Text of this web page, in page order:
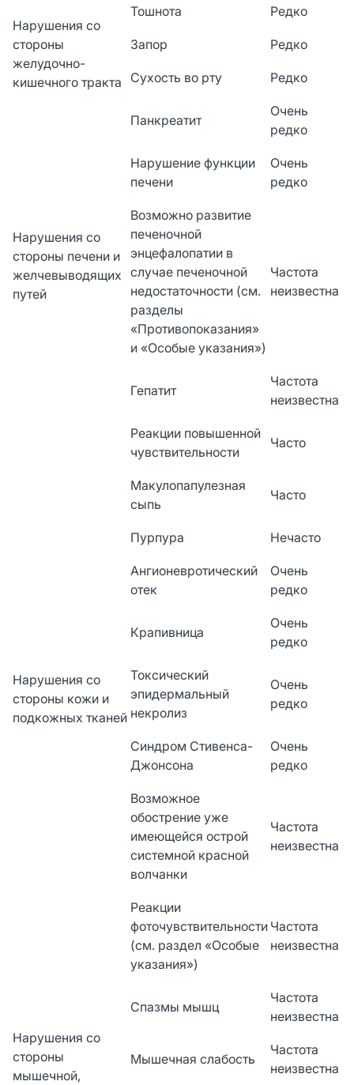
Нарушения со
стороны
желудочно-
кишечного тракта
Тошнота Редко
Запор Редко
Сухость во рту Редко
Панкреатит
Очень
редко
Нарушения со
стороны печени и
желчевыводящих
путей
Нарушение функции
печени
Очень
редко
Возможно развитие
печеночной
энцефалопатии в
случае печеночной
недостаточности (см.
разделы
«Противопоказания»
и «Особые указания»)
Частота
неизвестна
Гепатит
Частота
неизвестна
Нарушения со
стороны кожи и
подкожных тканей
Реакции повышенной
чувствительности
Часто
Макулопапулезная
сыпь
Часто
Пурпура Нечасто
Ангионевротический
отек
Очень
редко
Крапивница
Очень
редко
Токсический
эпидермальный
некролиз
Очень
редко
Синдром Стивенса-
Джонсона
Очень
редко
Возможное
обострение уже
имеющейся острой
системной красной
волчанки
Частота
неизвестна
Реакции
фоточувствительности
(см. раздел «Особые
указания»)
Частота
неизвестна
Нарушения со
стороны
мышечной,
Спазмы мышц
Частота
неизвестна
Мышечная слабость
Частота
неизвестна